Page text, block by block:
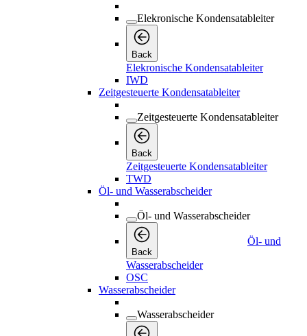
Elekronische Kondensatableiter
Back
Elekronische Kondensatableiter
IWD
Zeitgesteuerte Kondensatableiter
Zeitgesteuerte Kondensatableiter
Back
Zeitgesteuerte Kondensatableiter
TWD
Öl- und Wasserabscheider
Öl- und Wasserabscheider
Back
Öl- und
Wasserabscheider
OSC
Wasserabscheider
Wasserabscheider